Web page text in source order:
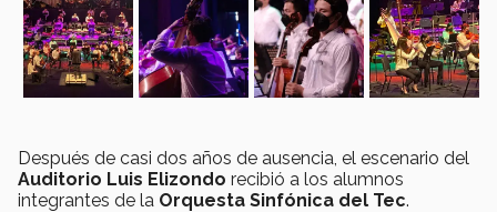
Después de casi dos años de ausencia, el escenario del
Auditorio Luis Elizondo recibió a los alumnos
integrantes de la Orquesta Sinfónica del Tec.